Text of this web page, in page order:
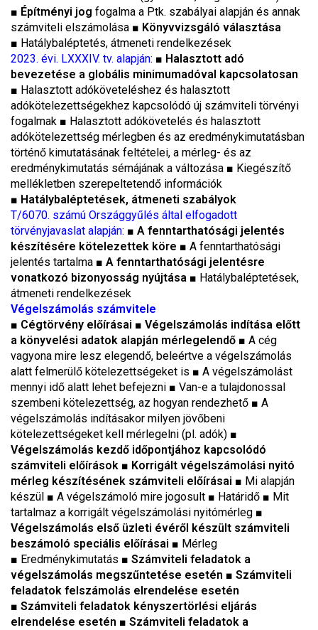
■ Építményi jog fogalma a Ptk. szabályai alapján és annak
számviteli elszámolása ■ Könyvvizsgáló választása
■ Hatálybaléptetés, átmeneti rendelkezések
2023. évi. LXXXIV. tv. alapján: ■ Halasztott adó
bevezetése a globális minimumadóval kapcsolatosan
■ Halasztott adóköveteléshez és halasztott
adókötelezettségekhez kapcsolódó új számviteli törvényi
fogalmak ■ Halasztott adókövetelés és halasztott
adókötelezettség mérlegben és az eredménykimutatásban
történő kimutatásának feltételei, a mérleg- és az
eredménykimutatás sémájának a változása ■ Kiegészítő
mellékletben szerepeltetendő információk
■ Hatálybaléptetések, átmeneti szabályok
T/6070. számú Országgyűlés által elfogadott
törvényjavaslat alapján: ■ A fenntarthatósági jelentés
készítésére kötelezettek köre ■ A fenntarthatósági
jelentés tartalma ■ A fenntarthatósági jelentésre
vonatkozó bizonyosság nyújtása ■ Hatálybaléptetések,
átmeneti rendelkezések
Végelszámolás számvitele
■ Cégtörvény előírásai ■ Végelszámolás indítása előtt
a könyvelési adatok alapján mérlegelendő ■ A cég
vagyona mire lesz elegendő, beleértve a végelszámolás
alatt felmerülő kötelezettségeket is ■ A végelszámolást
mennyi idő alatt lehet befejezni ■ Van-e a tulajdonossal
szembeni kötelezettség, az hogyan rendezhető ■ A
végelszámolás indításakor milyen jövőbeni
kötelezettségeket kell mérlegelni (pl. adók) ■
Végelszámolás kezdő időpontjához kapcsolódó
számviteli előírások ■ Korrigált végelszámolási nyitó
mérleg készítésének számviteli előírásai ■ Mi alapján
készül ■ A végelszámoló mire jogosult ■ Határidő ■ Mit
tartalmaz a korrigált végelszámolási nyitómérleg ■
Végelszámolás első üzleti évéről készült számviteli
beszámoló speciális előírásai ■ Mérleg
■ Eredménykimutatás ■ Számviteli feladatok a
végelszámolás megszűntetése esetén ■ Számviteli
feladatok felszámolás elrendelése esetén
■ Számviteli feladatok kényszertörlési eljárás
elrendelése esetén ■ Számviteli feladatok a